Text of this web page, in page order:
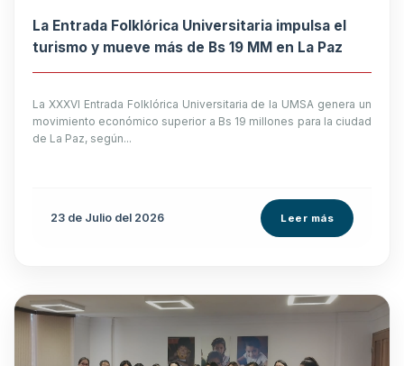
La Entrada Folklórica Universitaria impulsa el
turismo y mueve más de Bs 19 MM en La Paz
La XXXVI Entrada Folklórica Universitaria de la UMSA genera un
movimiento económico superior a Bs 19 millones para la ciudad
de La Paz, según...
23 de Julio del 2026 Leer más